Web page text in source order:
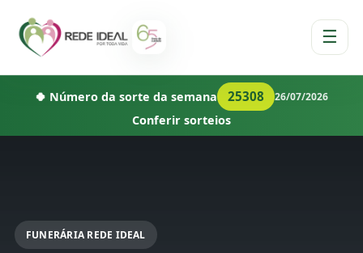
☰
🍀 Número da sorte da semana 25308 26/07/2026
Conferir sorteios
FUNERÁRIA REDE IDEAL